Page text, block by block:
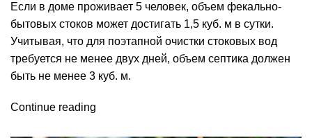
Если в доме проживает 5 человек, объем фекально-
бытовых стоков может достигать 1,5 куб. м в сутки.
Учитывая, что для поэтапной очистки стоковых вод
требуется не менее двух дней, объем септика должен
быть не менее 3 куб. м.
Continue reading